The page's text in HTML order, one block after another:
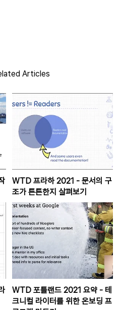
Articles
WTD 프라하 2021 - 문서의 구
조가 튼튼한지 살펴보기
WTD 포틀랜드 2021 요약 - 테
크니컬 라이터를 위한 온보딩 프